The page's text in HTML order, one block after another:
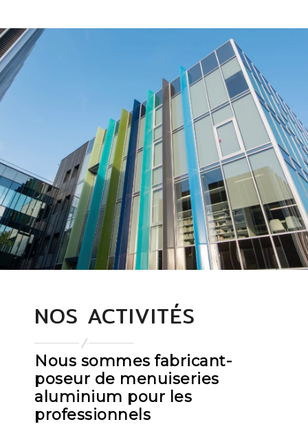
NOS ACTIVITÉS
Nous sommes fabricant-
poseur de menuiseries
aluminium pour les
professionnels